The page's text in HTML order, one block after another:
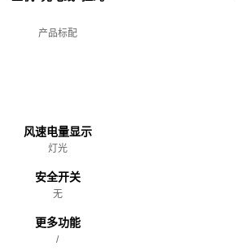
产品标配
风速电量显示
灯光
安全开关
无
更多功能
/